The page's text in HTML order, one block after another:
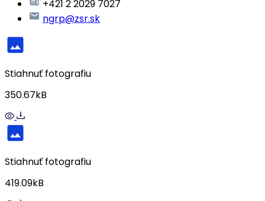
+421 2 2029 7027
ngrp@zsr.sk
Stiahnuť fotografiu
350.67kB
Stiahnuť fotografiu
419.09kB